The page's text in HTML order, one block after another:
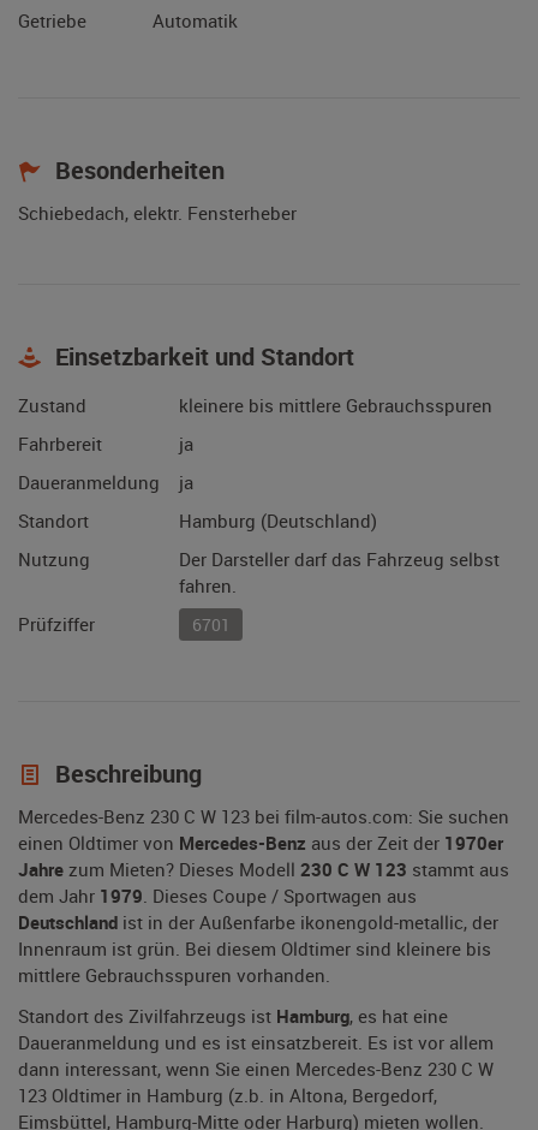
Getriebe
Automatik
Besonderheiten
Schiebedach, elektr. Fensterheber
Einsetzbarkeit und Standort
Zustand
kleinere bis mittlere Gebrauchsspuren
Fahrbereit
ja
Daueranmeldung
ja
Standort
Hamburg (Deutschland)
Nutzung
Der Darsteller darf das Fahrzeug selbst
fahren.
Prüfziffer
6701
Beschreibung
Mercedes-Benz 230 C W 123 bei film-autos.com: Sie suchen
einen Oldtimer von Mercedes-Benz aus der Zeit der 1970er
Jahre zum Mieten? Dieses Modell 230 C W 123 stammt aus
dem Jahr 1979 . Dieses Coupe / Sportwagen aus
Deutschland ist in der Außenfarbe ikonengold-metallic, der
Innenraum ist grün. Bei diesem Oldtimer sind kleinere bis
mittlere Gebrauchsspuren vorhanden.
Standort des Zivilfahrzeugs ist Hamburg, es hat eine
Daueranmeldung und es ist einsatzbereit. Es ist vor allem
dann interessant, wenn Sie einen Mercedes-Benz 230 C W
123 Oldtimer in Hamburg (z.b. in Altona, Bergedorf,
Eimsbüttel, Hamburg-Mitte oder Harburg) mieten wollen.